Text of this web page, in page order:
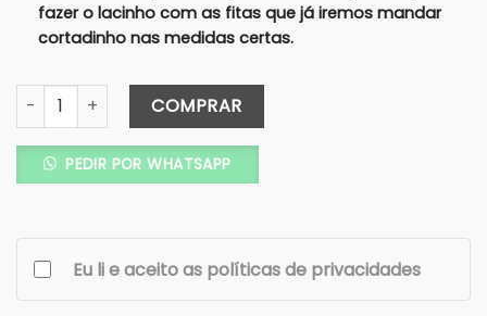
fazer o lacinho com as fitas que já iremos mandar
cortadinho nas medidas certas.
Caixa G Avulsa 25X20x8 (Cartonagem)
COMPRAR
PEDIR POR WHATSAPP
Eu li e aceito as políticas de privacidades